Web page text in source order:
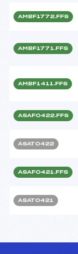
AMBF1772.FFS
AMBF1771.FFS
AMBF1411.FFS
ASAF0422.FFS
ASAT0422
ASAF0421.FFS
ASAT0421